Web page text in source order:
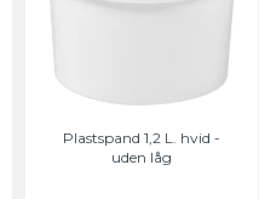
Plastspand 1,2 L. hvid -
uden låg